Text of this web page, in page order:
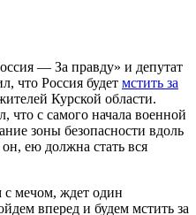
— За правду» и депутат
что Россия будет мстить за
Курской области.
что с самого начала военной
зоны безопасности вдоль
ею должна стать вся
с мечом, ждет один
вперед и будем мстить за